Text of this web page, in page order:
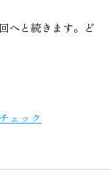
と続きます。ど
ェック